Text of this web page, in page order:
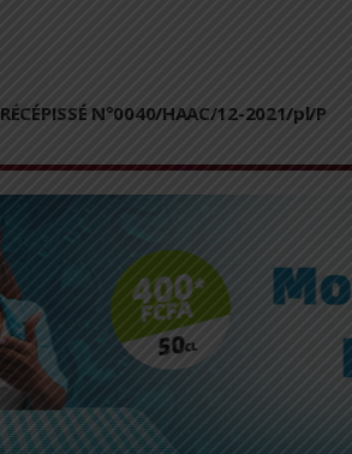
RÉCÉPISSÉ N°0040/HAAC/12-2021/pl/P